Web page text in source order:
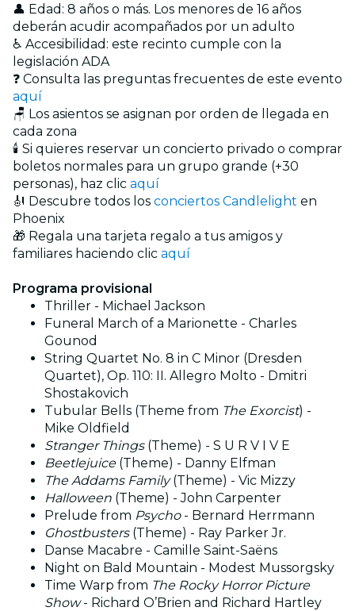
👤 Edad: 8 años o más. Los menores de 16 años
deberán acudir acompañados por un adulto
♿ Accesibilidad: este recinto cumple con la
legislación ADA
❓ Consulta las preguntas frecuentes de este evento
aquí
🪑 Los asientos se asignan por orden de llegada en
cada zona
🕯️ Si quieres reservar un concierto privado o comprar
boletos normales para un grupo grande (+30
personas), haz clic aquí
🎻 Descubre todos los conciertos Candlelight en
Phoenix
🎁 Regala una tarjeta regalo a tus amigos y
familiares haciendo clic aquí
Programa provisional
Thriller - Michael Jackson
Funeral March of a Marionette - Charles
Gounod
String Quartet No. 8 in C Minor (Dresden
Quartet), Op. 110: II. Allegro Molto - Dmitri
Shostakovich
Tubular Bells (Theme from The Exorcist) -
Mike Oldfield
Stranger Things(Theme) - S U R V I V E
Beetlejuice(Theme) - Danny Elfman
The Addams Family(Theme) - Vic Mizzy
Halloween (Theme) - John Carpenter
Prelude from Psycho- Bernard Herrmann
Ghostbusters(Theme) - Ray Parker Jr.
Danse Macabre - Camille Saint-Saëns
Night on Bald Mountain - Modest Mussorgsky
Time Warp from The Rocky Horror Picture
Show- Richard O’Brien and Richard Hartley